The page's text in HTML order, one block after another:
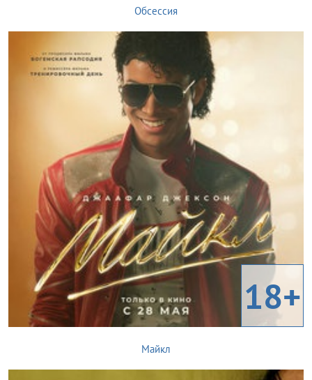
Обсессия
18+
Майкл